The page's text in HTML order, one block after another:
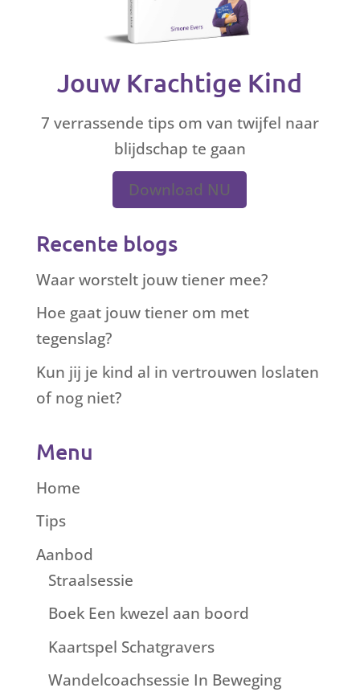
Jouw Krachtige Kind
7 verrassende tips om van twijfel naar
blijdschap te gaan
Download NU
Recente blogs
Waar worstelt jouw tiener mee?
Hoe gaat jouw tiener om met
tegenslag?
Kun jij je kind al in vertrouwen loslaten
of nog niet?
Menu
Home
Tips
Aanbod
Straalsessie
Boek Een kwezel aan boord
Kaartspel Schatgravers
Wandelcoachsessie In Beweging